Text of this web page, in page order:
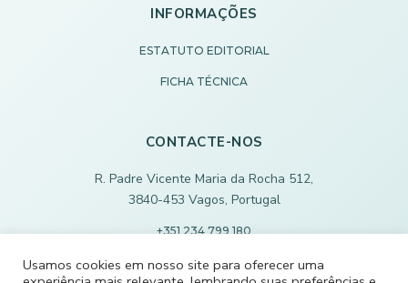
INFORMAÇÕES
ESTATUTO EDITORIAL
FICHA TÉCNICA
CONTACTE-NOS
R. Padre Vicente Maria da Rocha 512,
3840-453 Vagos, Portugal
+351 234 799 180
Usamos cookies em nosso site para oferecer uma